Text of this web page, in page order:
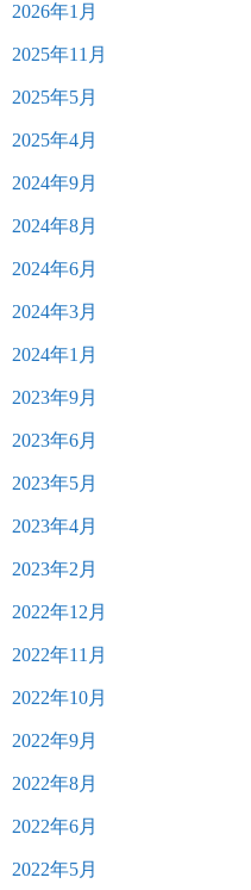
2026年1月
2025年11月
2025年5月
2025年4月
2024年9月
2024年8月
2024年6月
2024年3月
2024年1月
2023年9月
2023年6月
2023年5月
2023年4月
2023年2月
2022年12月
2022年11月
2022年10月
2022年9月
2022年8月
2022年6月
2022年5月